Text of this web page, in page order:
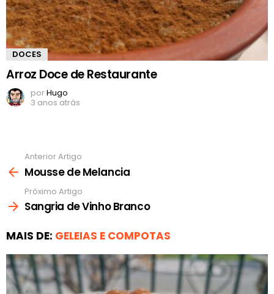
DOCES
Arroz Doce de Restaurante
porHugo
3 anos atrás
mais
Anterior Artigo
Mousse de Melancia
Próximo Artigo
Sangria de Vinho Branco
MAIS DE: GELEIAS E COMPOTAS